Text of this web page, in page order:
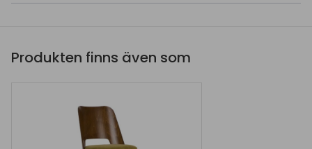
Produkten finns även som